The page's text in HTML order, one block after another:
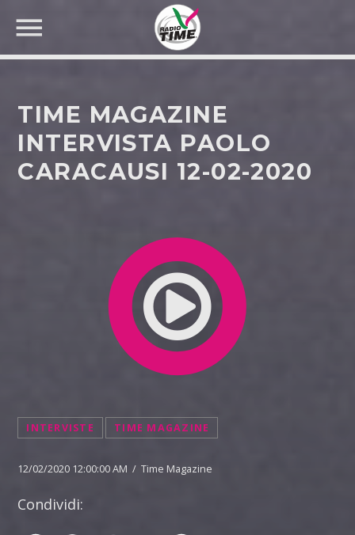
CERCA NEL SITO WEB:
TIME MAGAZINE
INTERVISTA PAOLO
CARACAUSI 12-02-2020
INTERVISTE TIME MAGAZINE
12/02/2020 12:00:00 AM / Time Magazine
Condividi: